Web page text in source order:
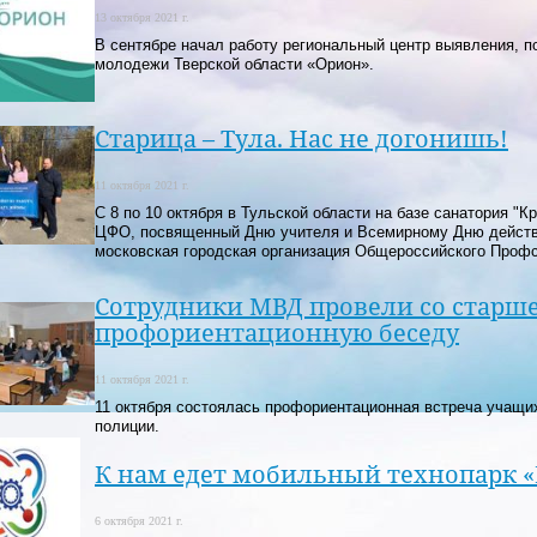
13 октября 2021 г.
В сентябре начал работу региональный центр выявления,
молодежи Тверской области «Орион».
Старица – Тула. Нас не догонишь!
11 октября 2021 г.
С 8 по 10 октября в Тульской области на базе санатория
ЦФО, посвященный Дню учителя и Всемирному Дню
московская городская организация Общероссийского
Сотрудники МВД провели со
профориентационную беседу
11 октября 2021 г.
11 октября состоялась профориентационная встреча
полиции.
К нам едет мобильный технопарк
6 октября 2021 г.